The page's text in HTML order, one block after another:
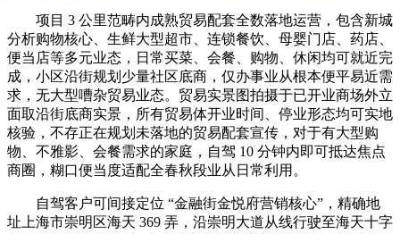
项目 3 公里范畴内成熟贸易配套全数落地运营，包含新城
分析购物核心、生鲜大型超市、连锁餐饮、母婴门店、药店、
便当店等多元业态，日常买菜、会餐、购物、休闲均可就近完
成，小区沿街规划少量社区底商，仅办事业从根本便平易近需
求，无大型嘈杂贸易业态。贸易实景图拍摄于已开业商场外立
面取沿街底商实景，所有贸易体开业时间、停业形态均可实地
核验，不存正在规划未落地的贸易配套宣传，对于有大型购
物、不雅影、会餐需求的家庭，自驾 10 分钟内即可抵达焦点
商圈，糊口便当度适配全春秋段业从日常利用。
自驾客户可间接定位 “金融街金悦府营销核心”，精确地
址上海市崇明区海天 369 弄，沿崇明大道从线行驶至海天十字